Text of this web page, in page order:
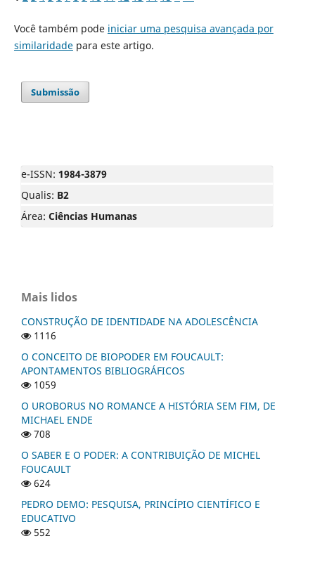
Você também pode iniciar uma pesquisa avançada por
similaridadepara este artigo.
Submissão
e-ISSN: 1984-3879
Qualis: B2
Área: Ciências Humanas
Mais lidos
CONSTRUÇÃO DE IDENTIDADE NA ADOLESCÊNCIA
1116
O CONCEITO DE BIOPODER EM FOUCAULT:
APONTAMENTOS BIBLIOGRÁFICOS
1059
O UROBORUS NO ROMANCE A HISTÓRIA SEM FIM, DE
MICHAEL ENDE
708
O SABER E O PODER: A CONTRIBUIÇÃO DE MICHEL
FOUCAULT
624
PEDRO DEMO: PESQUISA, PRINCÍPIO CIENTÍFICO E
EDUCATIVO
552